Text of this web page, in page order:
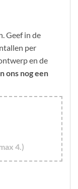
Geef in de
per
en de
ons nog een
4.)